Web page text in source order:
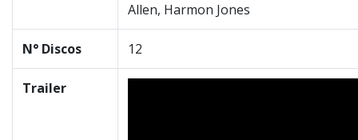
Allen, Harmon Jones
N° Discos 12
Trailer